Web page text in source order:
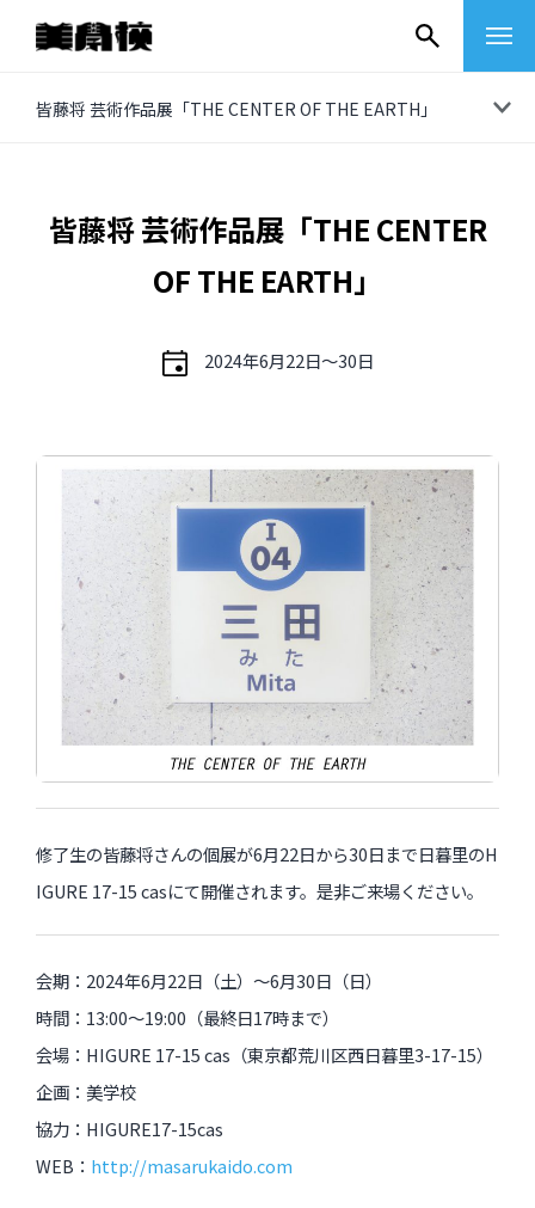
皆藤将 芸術作品展「THE CENTER OF THE EARTH」
イベントレポート
インタビュー
受講生・修了生の活動
展覧会アーカイブ
座談会
連載・コラム
未分類
イベント
オープン講座
皆藤将 芸術作品展「THE CENTER
OF THE EARTH」
2024年6月22日〜30日
修了生の皆藤将さんの個展が6月22日から30日まで日暮里のH
IGURE 17-15 casにて開催されます。是非ご来場ください。
会期：2024年6月22日（土）〜6月30日（日）
時間：13:00〜19:00（最終日17時まで）
会場：HIGURE 17-15 cas（東京都荒川区西日暮里3-17-15）
企画：美学校
協力：HIGURE17-15cas
WEB： http://masarukaido.com